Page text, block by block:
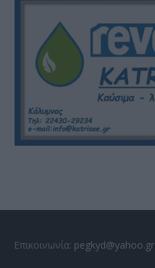
Επικοινωνία: pegkyd@yahoo.gr